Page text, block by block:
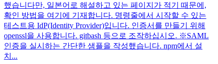
했습니다만, 일본어로 해설하고 있는 페이지가 적기 때문에,
확인 방법을 여기에 기재합니다. 명령줄에서 시작할 수 있는
테스트용 IdP(Identity Provider)입니다. 인증서를 만들기 위해
openssl을 사용합니다. gitbash 등으로 조작하십시오. ※SAML
인증을 실시하는 간단한 샘플을 작성했습니다. npm에서 설
치...